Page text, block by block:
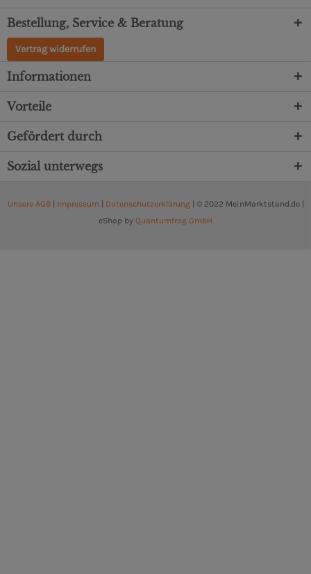
Bestellung, Service & Beratung
Vertrag widerrufen
Informationen
Vorteile
Gefördert durch
Sozial unterwegs
Unsere AGB| Impressum Datenschutzerklärung| © 2022 MeinMarktstand.de |
eShop by Quantumfrog GmbH